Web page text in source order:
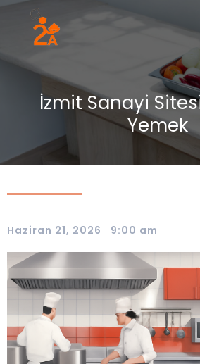
İzmit Sanayi
Yemek
Haziran 21, 2026 | 9:00 am